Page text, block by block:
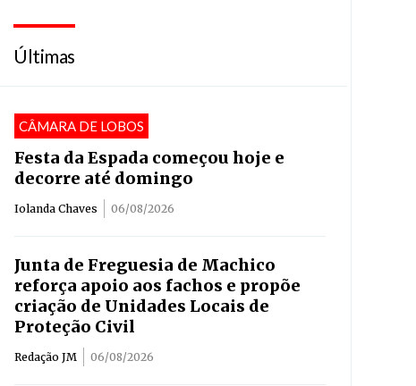
Últimas
CÂMARA DE LOBOS
Festa da Espada começou hoje e
decorre até domingo
Iolanda Chaves 06/08/2026
Junta de Freguesia de Machico
reforça apoio aos fachos e propõe
criação de Unidades Locais de
Proteção Civil
Redação JM 06/08/2026